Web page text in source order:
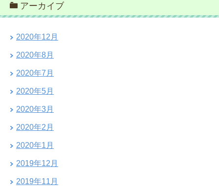
アーカイブ
2020年12月
2020年8月
2020年7月
2020年5月
2020年3月
2020年2月
2020年1月
2019年12月
2019年11月